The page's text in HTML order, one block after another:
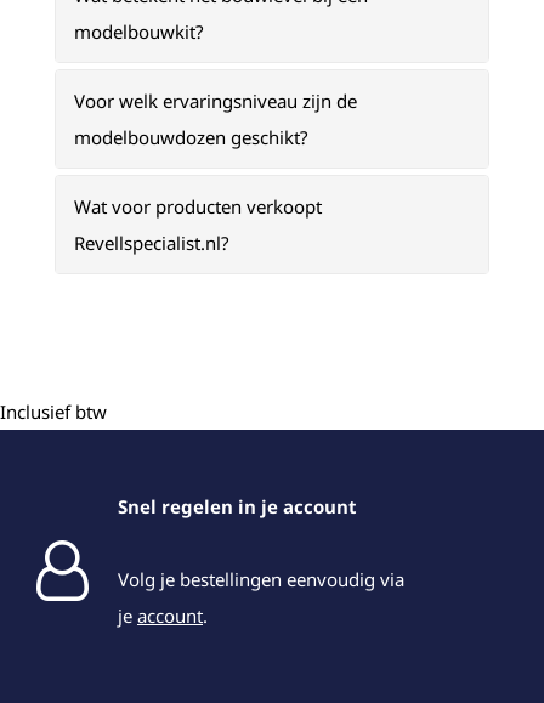
modelbouwkit?
Voor welk ervaringsniveau zijn de
modelbouwdozen geschikt?
Wat voor producten verkoopt
Revellspecialist.nl?
Inclusief btw
Snel regelen in je account
Volg je bestellingen eenvoudig via
je account.